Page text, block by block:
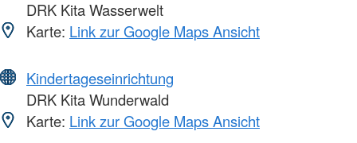
DRK Kita Wasserwelt
Karte: Link zur Google Maps Ansicht
Kindertageseinrichtung
DRK Kita Wunderwald
Karte: Link zur Google Maps Ansicht